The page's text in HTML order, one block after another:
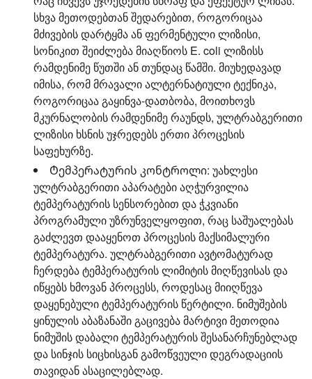
სხვა მეთოდებთან შედარებით, როგორიცაა
მძივების დარტყმა ან ფერმენტული ლიზისი,
სონიკით შეიძლება მიაღწიოს E. coli ლიზისს
რამდენიმე წუთში ან თუნდაც წამში. მიუხედავად
იმისა, რომ მრავალი ალტერნატიული ტექნიკა,
როგორიცაა გაყინვა-დათბობა, მოითხოვს
მკურნალობის რამდენიმე რაუნდს, ულტრაბგერითი
ლიზისი ხსნის უჯრედებს ერთი პროცესის
საფეხურზე.
Ტემპერატურის კონტროლი: უახლესი
ულტრაბგერითი აპარატები აღჭურვილია
ტემპერატურის სენსორებით და ჭკვიანი
პროგრამული უზრუნველყოფით, რაც საშუალებას
გაძლევთ დააყენოთ პროცესის მაქსიმალური
ტემპერატურა. ულტრაბგერითი ავტომატურად
ჩერდება ტემპერატურის ლიმიტის მიღწევისას და
იწყებს ხმოვან პროცესს, როდესაც მიიღწევა
დაყენებული ტემპერატურის წერტილი. ნიმუშების
ყინულის აბაზანაში გაცივება მარტივი მეთოდია
ნიმუშის დაბალი ტემპერატურის შესანარჩუნებლად
და სინჯის სიცხისგან გამოწვეული დეგრადაციის
თავიდან ასაცილებლად.